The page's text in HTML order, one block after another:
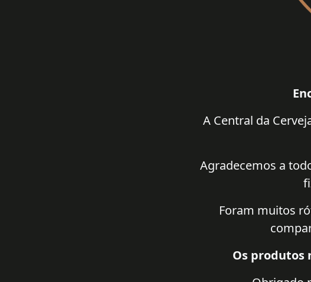
A Central da
Agradecemos a
Foram muitos
Os produtos